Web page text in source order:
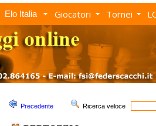
Elo Italia Giocatori Tornei
Precedente Ricerca veloce